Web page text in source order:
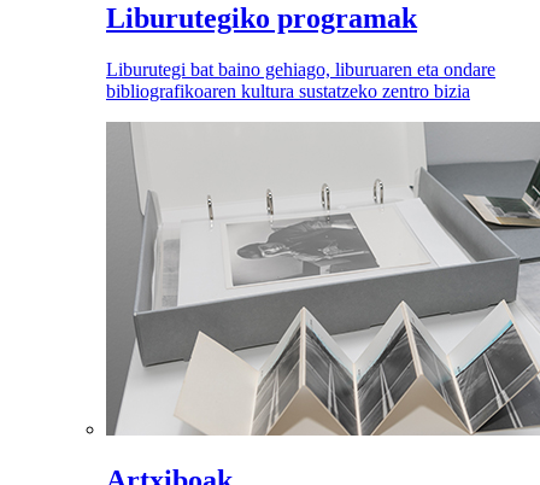
Liburutegiko programak
Liburutegi bat baino gehiago, liburuaren eta ondare
bibliografikoaren kultura sustatzeko zentro bizia